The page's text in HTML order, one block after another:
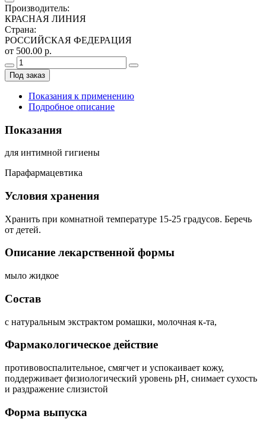
Производитель:
КРАСНАЯ ЛИНИЯ
Страна:
РОССИЙСКАЯ ФЕДЕРАЦИЯ
от 500.00 р.
Под заказ
Показания к применению
Подробное описание
Показания
для интимной гигиены
Парафармацевтика
Условия хранения
Хранить при комнатной температуре 15-25 градусов. Беречь
от детей.
Описание лекарственной формы
мыло жидкое
Состав
с натуральным экстрактом ромашки, молочная к-та,
Фармакологическое действие
противовоспалительное, смягчет и успокаивает кожу,
поддерживает физиологический уровень рН, снимает сухость
и раздражение слизистой
Форма выпуска